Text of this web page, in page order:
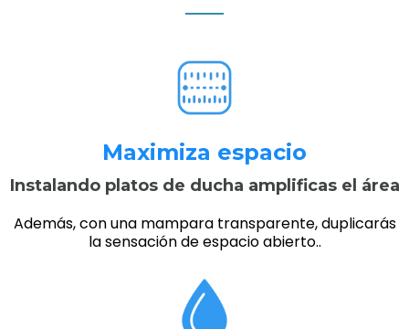
Maximiza espacio
Instalando platos de ducha amplificas el área
Además, con una mampara transparente, duplicarás
la sensación de espacio abierto..